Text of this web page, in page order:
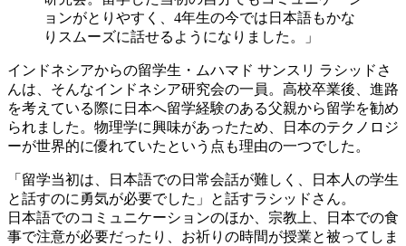
ョンがとりやすく、4年生の今では日本語もかな
りスムーズに話せるようになりました。」
インドネシアからの留学生・ムハマド サンスリ ラシッドさ
んは、そんなインドネシア研究会の一員。高校卒業後、進路
を考えている際に日本へ留学経験のある父親から留学を勧め
られました。物理学に興味があったため、日本のテクノロジ
ーが世界的に優れていたという点も理由の一つでした。
「留学当初は、日本語での日常会話が難しく、日本人の学生
と話すのに勇気が必要でした」と話すラシッドさん。
日本語でのコミュニケーションのほか、宗教上、日本での食
事で注意が必要だったり、お祈りの時間が授業と被ってしま